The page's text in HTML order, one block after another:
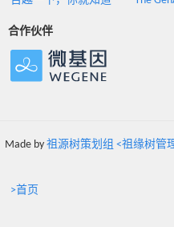
合作伙伴
Made by 祖源树策划组 <祖缘树管
>首页